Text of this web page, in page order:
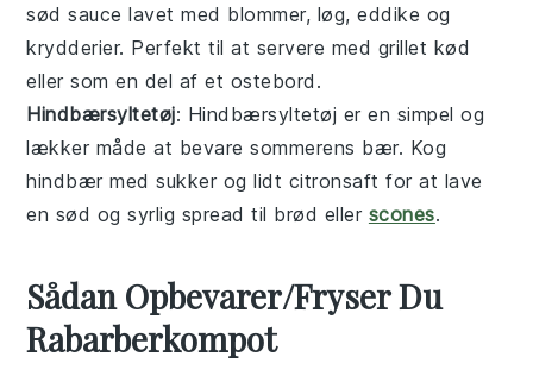
sødsauce lavet med blommer, løg, eddike og
krydderier. Perfekt til at servere med grillet kød
eller som en del af et ostebord .
Hindbærsyltetøj: Hindbærsyltetøj er en simpel og
lækker måde at bevare sommerens bær. Kog
hindbær med sukker og lidt citronsaft for at lave
en sød og syrlig spread til brød eller scones.
Sådan Opbevarer/Fryser Du
Rabarberkompot